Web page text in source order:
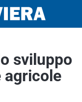
sviluppo